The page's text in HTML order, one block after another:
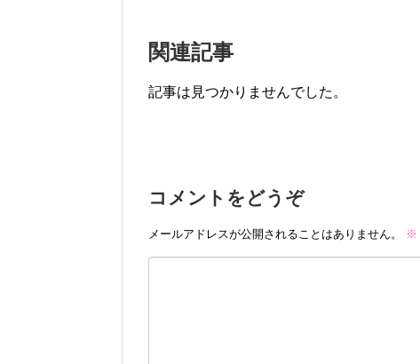
関連記事
記事は見つかりませんでした。
コメントをどうぞ
メールアドレスが公開されることはありません。 ※